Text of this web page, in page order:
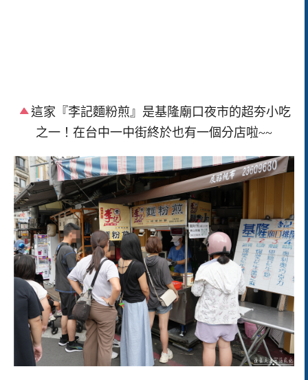
這家『李記麵粉煎』是基隆廟口夜市的超夯小吃
之一！在台中一中街終於也有一個分店啦~~